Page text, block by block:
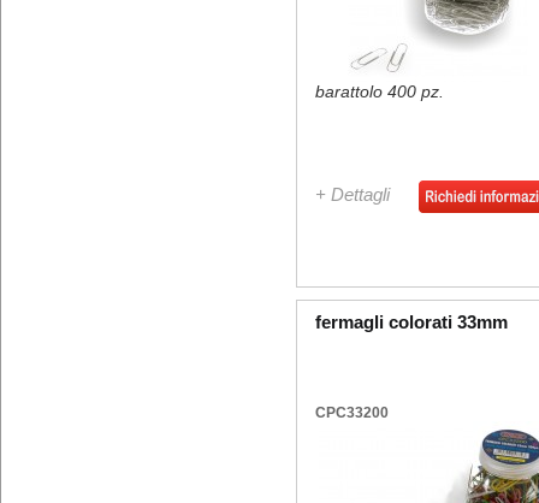
barattolo 400 pz.
+ Dettagli
fermagli colorati 33mm
CPC33200